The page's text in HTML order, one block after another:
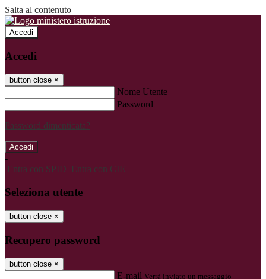
Salta al contenuto
Accedi
Accedi
button close ×
Nome Utente
Password
Password dimenticata?
-
Entra con SPID Entra con CIE
Seleziona utente
button close ×
Recupero password
button close ×
E-mail Verrà inviato un messaggio